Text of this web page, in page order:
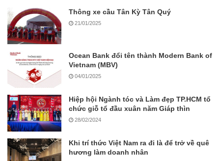
Thông xe cầu Tân Kỳ Tân Quý
21/01/2025
Ocean Bank đổi tên thành Modern Bank of
Vietnam (MBV)
04/01/2025
Hiệp hội Ngành tóc và Làm đẹp TP.HCM tổ
chức giỗ tổ đầu xuân năm Giáp thìn
28/02/2024
Khi trí thức Việt Nam ra đi là để trở về quê
hương làm doanh nhân